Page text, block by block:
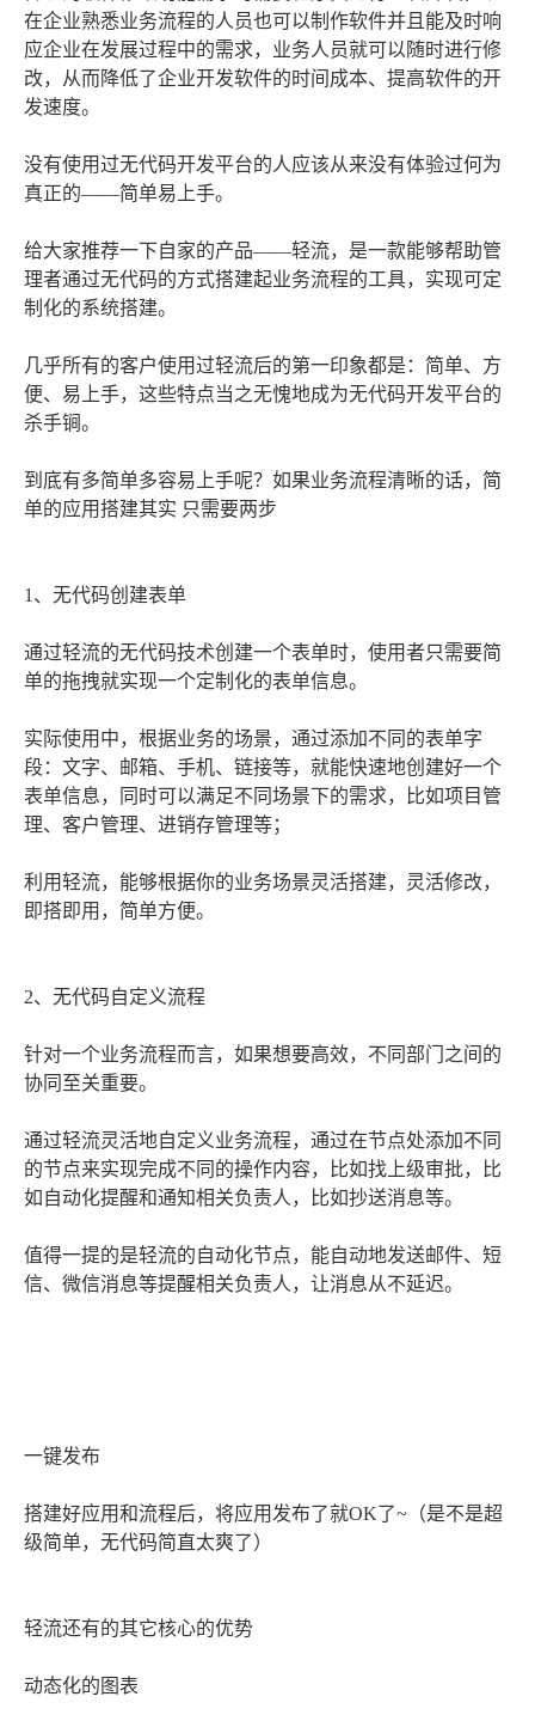
在企业熟悉业务流程的人员也可以制作软件并且能及时响
应企业在发展过程中的需求，业务人员就可以随时进行修
改，从而降低了企业开发软件的时间成本、提高软件的开
发速度。
没有使用过无代码开发平台的人应该从来没有体验过何为
真正的——简单易上手。
给大家推荐一下自家的产品——轻流，是一款能够帮助管
理者通过无代码的方式搭建起业务流程的工具，实现可定
制化的系统搭建。
几乎所有的客户使用过轻流后的第一印象都是：简单、方
便、易上手，这些特点当之无愧地成为无代码开发平台的
杀手锏。
到底有多简单多容易上手呢？如果业务流程清晰的话，简
单的应用搭建其实 只需要两步
1、无代码创建表单
通过轻流的无代码技术创建一个表单时，使用者只需要简
单的拖拽就实现一个定制化的表单信息。
实际使用中，根据业务的场景，通过添加不同的表单字
段：文字、邮箱、手机、链接等，就能快速地创建好一个
表单信息，同时可以满足不同场景下的需求，比如项目管
理、客户管理、进销存管理等；
利用轻流，能够根据你的业务场景灵活搭建，灵活修改，
即搭即用，简单方便。
2、无代码自定义流程
针对一个业务流程而言，如果想要高效，不同部门之间的
协同至关重要。
通过轻流灵活地自定义业务流程，通过在节点处添加不同
的节点来实现完成不同的操作内容，比如找上级审批，比
如自动化提醒和通知相关负责人，比如抄送消息等。
值得一提的是轻流的自动化节点，能自动地发送邮件、短
信、微信消息等提醒相关负责人，让消息从不延迟。
一键发布
搭建好应用和流程后，将应用发布了就OK了~（是不是超
级简单，无代码简直太爽了）
轻流还有的其它核心的优势
动态化的图表